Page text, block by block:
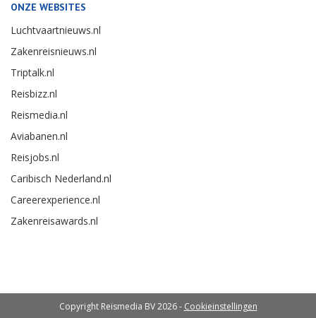
ONZE WEBSITES
Luchtvaartnieuws.nl
Zakenreisnieuws.nl
Triptalk.nl
Reisbizz.nl
Reismedia.nl
Aviabanen.nl
Reisjobs.nl
Caribisch Nederland.nl
Careerexperience.nl
Zakenreisawards.nl
Copyright Reismedia BV 2026 - Cookieinstellingen